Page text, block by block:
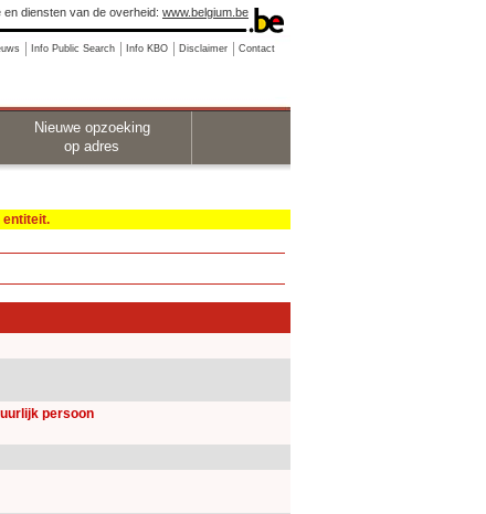
en diensten van de overheid: www.belgium.be
Info Public Search Info KBO Disclaimer Contact
Nieuwe opzoeking
op adres
entiteit.
persoon